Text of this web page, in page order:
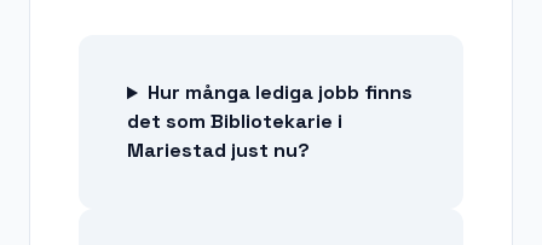
Hur många lediga jobb finns
det som Bibliotekarie i
Mariestad just nu?